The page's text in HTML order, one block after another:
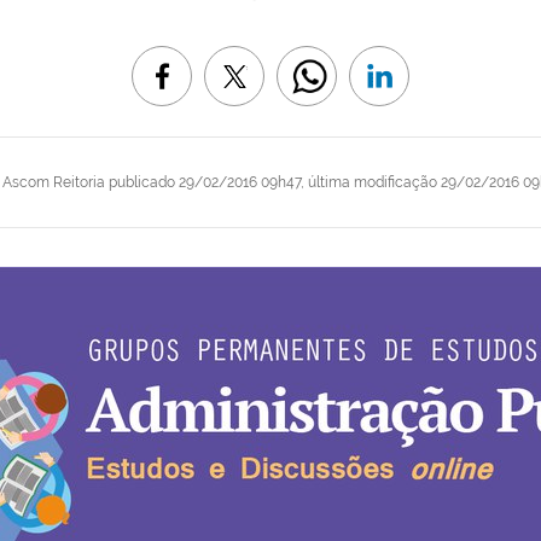
Ascom Reitoria publicado 29/02/2016 09h47, última modificação 29/02/2016